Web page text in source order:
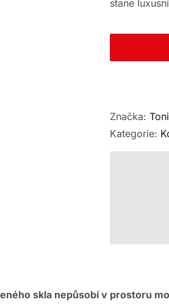
stane
Značka:
Kategorie:
skla nepůsobí v prostoru